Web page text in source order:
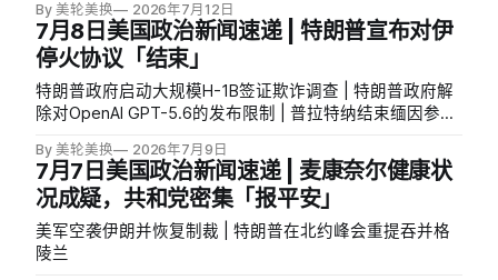
By 美轮美换 2026年7月12日
7月8日美国政治新闻速递 | 特朗普宣布对伊
停火协议「结束」
特朗普政府启动大规模H-1B签证欺诈调查 | 特朗普政府解
除对OpenAI GPT-5.6的发布限制 | 普拉特纳结束缅因参院
By 美轮美换 2026年7月9日
7月7日美国政治新闻速递 | 麦康奈尔健康状
况成疑，共和党密集「报平安」
美军空袭伊朗并恢复制裁 | 特朗普在北约峰会重提吞并格
陵兰